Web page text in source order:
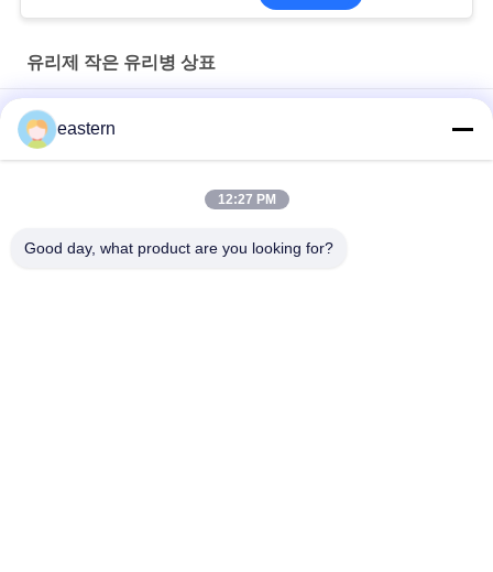
유리제 작은 유리병 상표
Somatropin HG 176-191 2mlx10 레이블이 있는 유리 바이알
전 세트 Paer Instrution를 가진 tren 아세테이트 작은 유리병 작은
eastern
12:27 PM
Good day, what product are you looking for?